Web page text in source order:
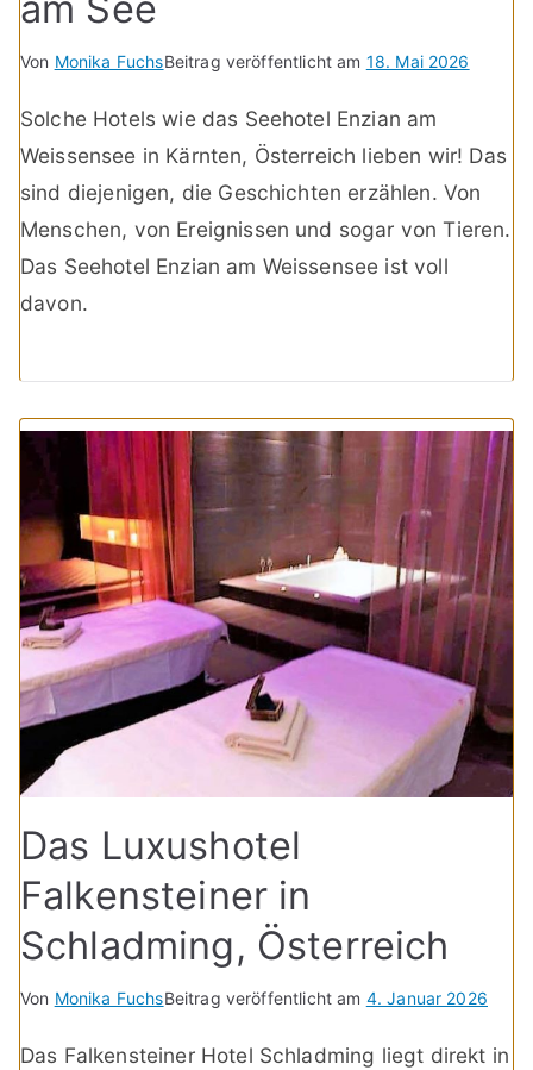
Von Monika FuchsBeitrag veröffentlicht am 18. Mai 2026
Solche Hotels wie das Seehotel Enzian am
Weissensee in Kärnten, Österreich lieben wir! Das
sind diejenigen, die Geschichten erzählen. Von
Menschen, von Ereignissen und sogar von Tieren.
Das Seehotel Enzian am Weissensee ist voll
davon.
Das Luxushotel
Falkensteiner in
Schladming, Österreich
Von Monika FuchsBeitrag veröffentlicht am 4. Januar 2026
Das Falkensteiner Hotel Schladming liegt direkt in